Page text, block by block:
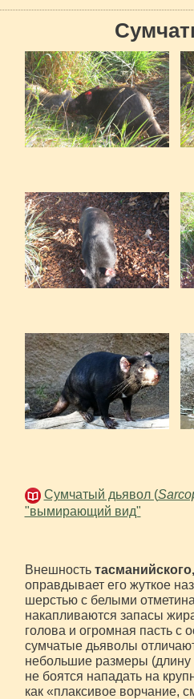
Сумчатый дьявол (
"вымирающий вид"
Внешность
оправдывает его жуткое
шерстью с белыми
накапливаются запасы
голова и огромная пасть с
сумчатые дьяволы
небольшие размеры (длину
не боятся нападать на
как «плаксивое ворчание,